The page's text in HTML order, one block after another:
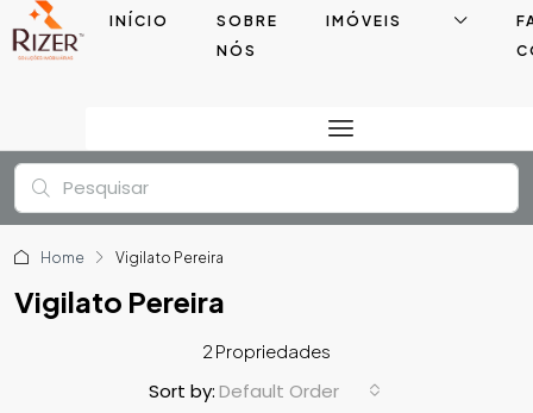
INÍCIO
SOBRE
NÓS
IMÓVEIS
Home Vigilato Pereira
Vigilato Pereira
2 Propriedades
Sort by:Default Order